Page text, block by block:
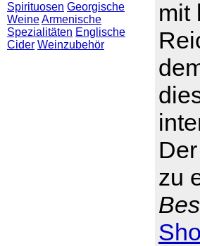
Spirituosen Georgische
WeineArmenische
Spezialitäten Englische
Cider Weinzubehör
mit
zu